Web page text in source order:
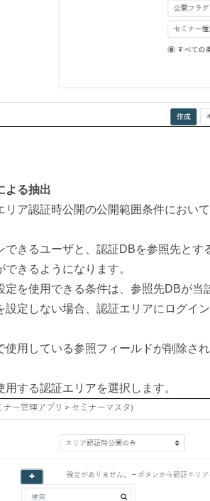
よる抽出
リア認証時公開の公開範囲条件におい
できるユーザと、認証DBを参照先と
きるようになります。
を使用できる条件は、参照先DBが
定しない場合、認証エリアにログイ
用している参照フィールドが削除さ
用する認証エリアを選択します。